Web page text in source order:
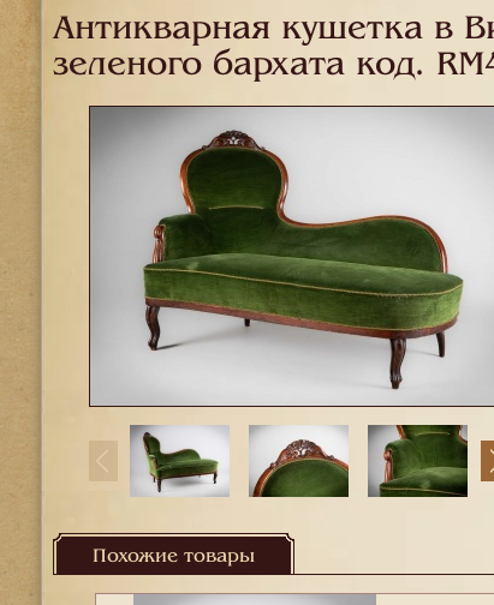
Антикварная кушетка в
зеленого бархата код.
Похожие товары